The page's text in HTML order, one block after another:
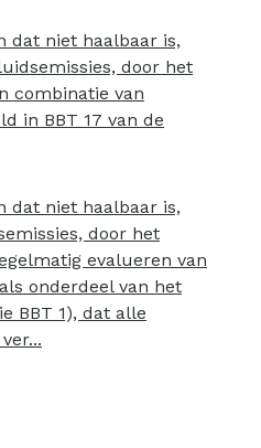
dat niet haalbaar is,
door het
combinatie van
in BBT 17 van de
dat niet haalbaar is,
door het
evalueren van
onderdeel van het
BBT 1), dat alle